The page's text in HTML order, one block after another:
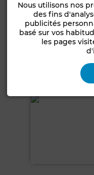
Nous utilisons nos
des fins
publicités
basé sur vos
les pages